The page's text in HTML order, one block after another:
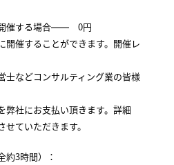
催する場合―― 0円
催することができます。開催レ
士などコンサルティング業の皆様
社にお支払い頂きます。詳細
ていただきます。
約3時間）：